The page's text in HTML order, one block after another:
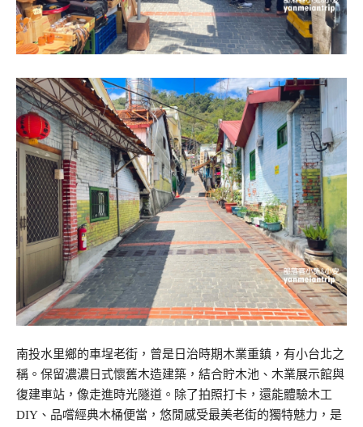
南投水里鄉的車埕老街，曾是日治時期木業重鎮，有小台北之
稱。保留濃濃日式懷舊木造建築，結合貯木池、木業展示館與
復建車站，像走進時光隧道。除了拍照打卡，還能體驗木工
DIY、品嚐經典木桶便當，悠閒感受最美老街的獨特魅力，是